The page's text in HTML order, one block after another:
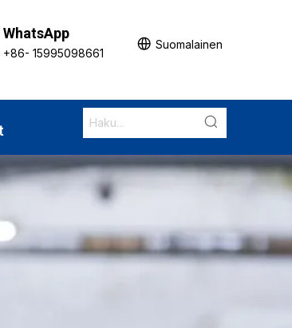
WhatsApp
+86- 15995098661
Suomalainen